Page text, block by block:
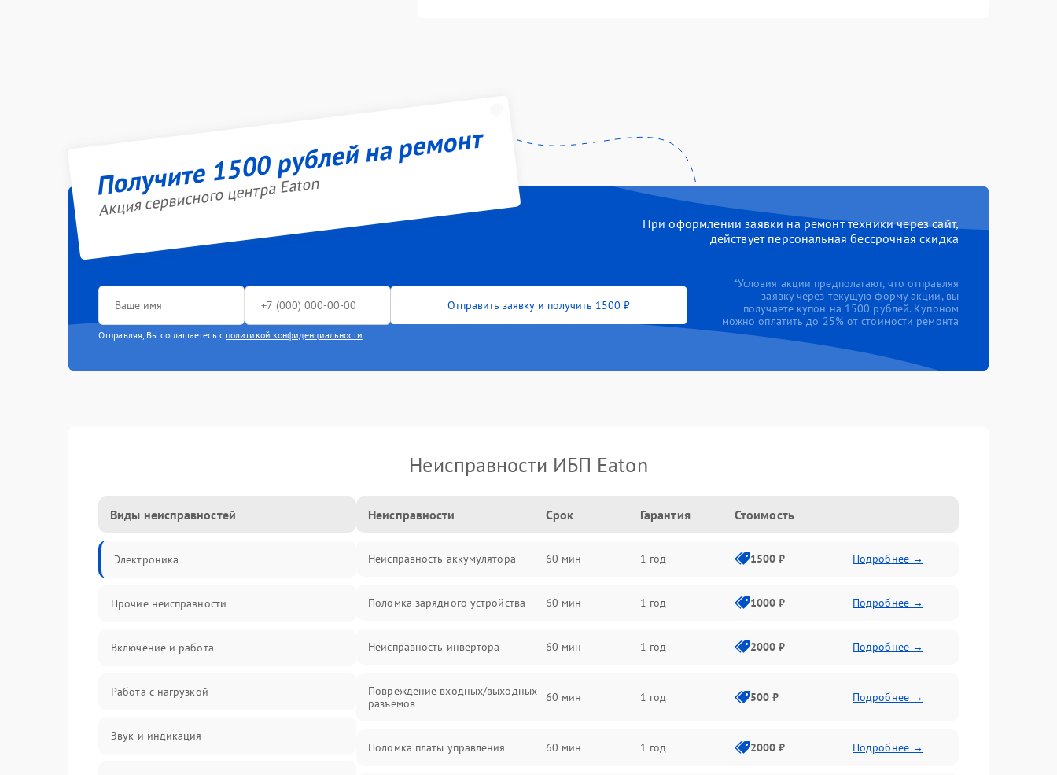
Получите 1500 рублей на ремонт
Акция сервисного центра Eaton
При оформлении заявки на ремонт техники через сайт,
действует персональная бессрочная скидка
Отправить заявку и получить 1500 ₽
Отправляя, Вы соглашаетесь с политикой конфиденциальности
*Условия акции предполагают, что отправляя
заявку через текущую форму акции, вы
получаете купон на 1500 рублей. Купоном
можно оплатить до 25% от стоимости ремонта
Неисправности ИБП Eaton
Виды неисправностей
Электроника
Прочие неисправности
Включение и работа
Работа с нагрузкой
Звук и индикация
Неисправности Срок Гарантия Стоимость
Неисправность аккумулятора 60 мин 1 год 1500 ₽ Подробнее →
Поломка зарядного устройства 60 мин 1 год 1000 ₽ Подробнее →
Неисправность инвертора 60 мин 1 год 2000 ₽ Подробнее →
Повреждение входных/выходных
разъемов
60 мин 1 год 500 ₽ Подробнее →
Поломка платы управления 60 мин 1 год 2000 ₽ Подробнее →